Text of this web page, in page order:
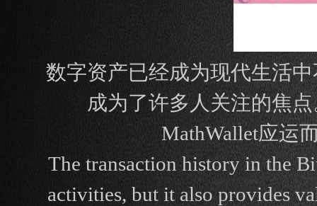
数字资产已经成为现代生活
成为了许多人关注的焦
MathWallet应运
The transaction history in the
activities, but it also provides